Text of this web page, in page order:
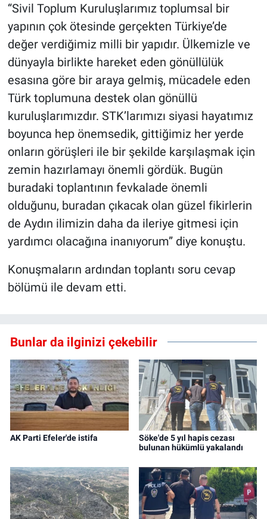
“Sivil Toplum Kuruluşlarımız toplumsal bir
yapının çok ötesinde gerçekten Türkiye’de
değer verdiğimiz milli bir yapıdır. Ülkemizle ve
dünyayla birlikte hareket eden gönüllülük
esasına göre bir araya gelmiş, mücadele eden
Türk toplumuna destek olan gönüllü
kuruluşlarımızdır. STK’larımızı siyasi hayatımız
boyunca hep önemsedik, gittiğimiz her yerde
onların görüşleri ile bir şekilde karşılaşmak için
zemin hazırlamayı önemli gördük. Bugün
buradaki toplantının fevkalade önemli
olduğunu, buradan çıkacak olan güzel fikirlerin
de Aydın ilimizin daha da ileriye gitmesi için
yardımcı olacağına inanıyorum” diye konuştu.
Konuşmaların ardından toplantı soru cevap
bölümü ile devam etti.
Bunlar da ilginizi çekebilir
AK Parti Efeler'de istifa
Söke'de 5 yıl hapis cezası
bulunan hükümlü yakalandı